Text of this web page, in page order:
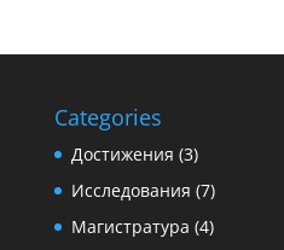
Categories
Достижения (3)
Исследования (7)
Магистратура (4)